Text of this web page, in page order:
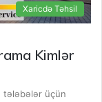
Xaricdə Təhsil
Kimlər
tələbələr üçün